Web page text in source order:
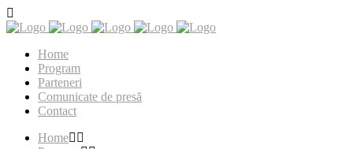
Home
Program
Parteneri
Comunicate de presă
Contact
Home